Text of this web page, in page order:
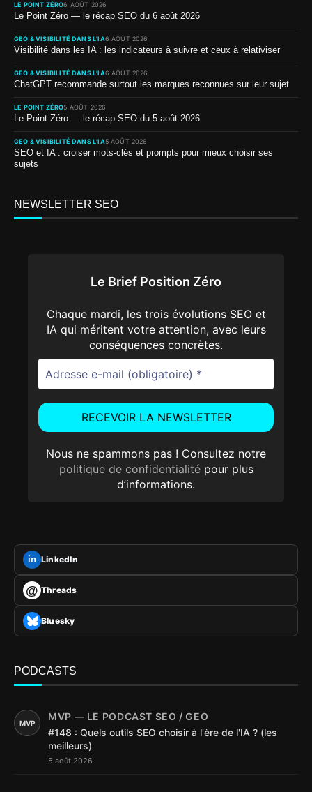
LE POINT ZÉRO6 AOÛT 2026
Le Point Zéro — le récap SEO du 6 août 2026
GEO & VISIBILITÉ DANS L’IA6 AOÛT 2026
Visibilité dans les IA : les indicateurs à suivre et ceux à relativiser
GEO & VISIBILITÉ DANS L’IA6 AOÛT 2026
ChatGPT recommande surtout les marques reconnues sur leur sujet
LE POINT ZÉRO5 AOÛT 2026
Le Point Zéro — le récap SEO du 5 août 2026
GEO & VISIBILITÉ DANS L’IA5 AOÛT 2026
SEO et IA : croiser mots-clés et prompts pour mieux choisir ses
sujets
NEWSLETTER SEO
Le Brief Position Zéro
Chaque mardi, les trois évolutions SEO et
IA qui méritent votre attention, avec leurs
conséquences concrètes.
Nous ne spammons pas ! Consultez notre
politique de confidentialitépour plus
d’informations.
in LinkedIn
@ Threads
Bluesky
PODCASTS
MVP
MVP — LE PODCAST SEO / GEO
#148 : Quels outils SEO choisir à l'ère de l'IA ? (les
meilleurs)
5 août 2026